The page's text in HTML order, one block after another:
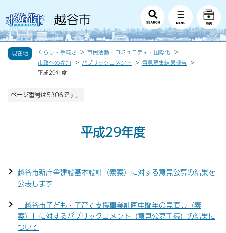
現在地 くらし・手続き
市民活動・コミュニティ・国際化
市政への参加
パブリックコメント
意見募集結果報告
平成29年度
ページ番号は5306です。
平成29年度
越谷市新庁舎建設基本設計（素案）に対する意見公募の結果を
公表します
「越谷市子ども・子育て支援事業計画中間年の見直し（素
案）」に対するパブリックコメント（意見公募手続）の結果に
ついて